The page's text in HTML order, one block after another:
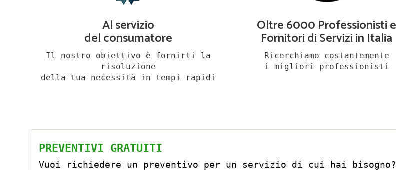
Al servizio
del consumatore
Il nostro obiettivo è fornirti la
risoluzione
della tua necessità in tempi rapidi
Oltre 6000 Professionisti e
Fornitori di Servizi in Italia
Ricerchiamo costantemente
i migliori professionisti
PREVENTIVI GRATUITI
Vuoi richiedere un preventivo per un servizio di cui hai bisogno?